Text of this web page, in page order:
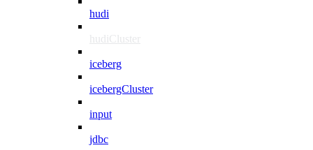
hudi
hudiCluster
iceberg
icebergCluster
input
jdbc